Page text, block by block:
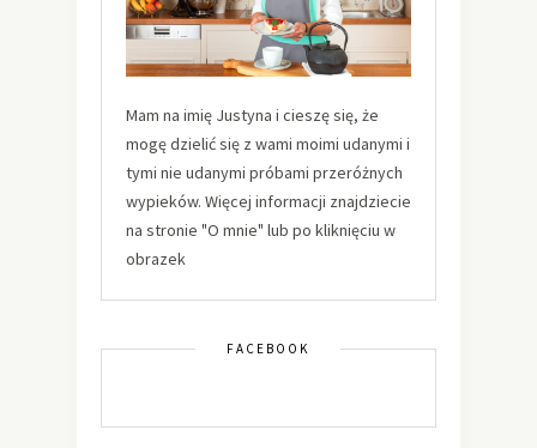
Mam na imię Justyna i cieszę się, że
mogę dzielić się z wami moimi udanymi i
tymi nie udanymi próbami przeróżnych
wypieków. Więcej informacji znajdziecie
na stronie "O mnie" lub po kliknięciu w
obrazek
FACEBOOK